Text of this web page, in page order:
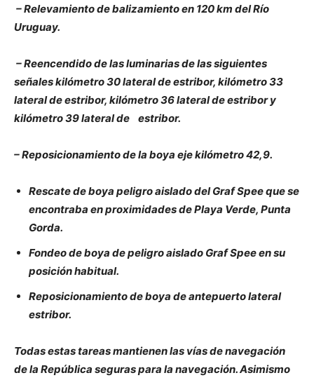
– Relevamiento de balizamiento en 120 km del Río
Uruguay.
– Reencendido de las luminarias de las siguientes
señales kilómetro 30 lateral de estribor, kilómetro 33
lateral de estribor, kilómetro 36 lateral de estribor y
kilómetro 39 lateral de estribor.
– Reposicionamiento de la boya eje kilómetro 42,9.
Rescate de boya peligro aislado del Graf Spee que se
encontraba en proximidades de Playa Verde, Punta
Gorda.
Fondeo de boya de peligro aislado Graf Spee en su
posición habitual.
Reposicionamiento de boya de antepuerto lateral
estribor.
Todas estas tareas mantienen las vías de navegación
de la República seguras para la navegación. Asimismo